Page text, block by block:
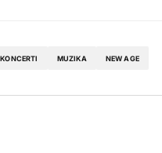
KONCERTI MUZIKA NEW AGE